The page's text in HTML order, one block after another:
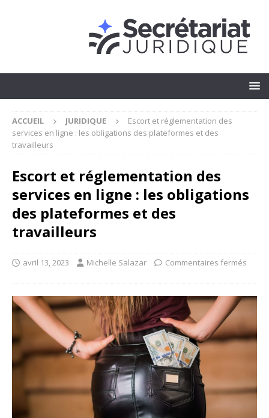
ACCUEIL JURIDIQUE
Escort et réglementation des
services en ligne : les obligations des plateformes et des
travailleurs
Escort et réglementation des
services en ligne : les obligations
des plateformes et des
travailleurs
avril 13, 2023 Michelle Salazar Commentaires fermés